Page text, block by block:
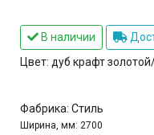
В наличии
Цвет: дуб крафт
Фабрика: Стиль
Ширина, мм: 2700